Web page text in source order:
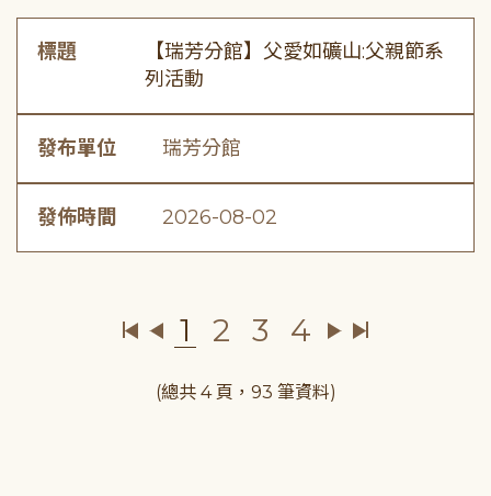
標題
【瑞芳分館】父愛如礦山:父親節系
列活動
發布單位 瑞芳分館
發佈時間 2026-08-02
1 2 3 4
(總共 4 頁，93 筆資料)